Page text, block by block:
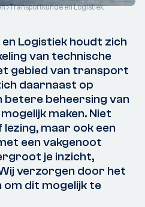
Transportkunde en Logistiek
Logistiek houdt zich
van technische
gebied van transport
daarnaast op
betere beheersing van
maken. Niet
lezing, maar ook een
een vakgenoot
je inzicht,
verzorgen door het
dit mogelijk te